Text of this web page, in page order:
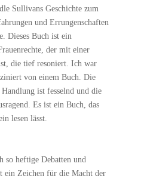
Sullivans Geschichte zum
und Errungenschaften
Dieses Buch ist ein
der mit einer
die tief resoniert. Ich war
von einem Buch. Die
ist fesselnd und die
Es ist ein Buch, das
lesen lässt.
so heftige Debatten und
ein Zeichen für die Macht der